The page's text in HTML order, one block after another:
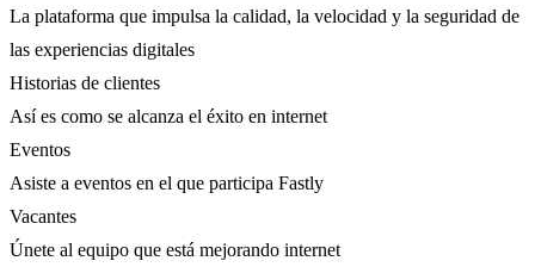
La plataforma que impulsa la calidad, la velocidad y la seguridad de
las experiencias digitales
Historias de clientes
Así es como se alcanza el éxito en internet
Eventos
Asiste a eventos en el que participa Fastly
Vacantes
Únete al equipo que está mejorando internet